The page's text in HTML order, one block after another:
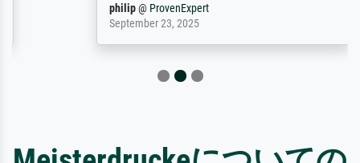
ProvenExpert
September 23, 2025